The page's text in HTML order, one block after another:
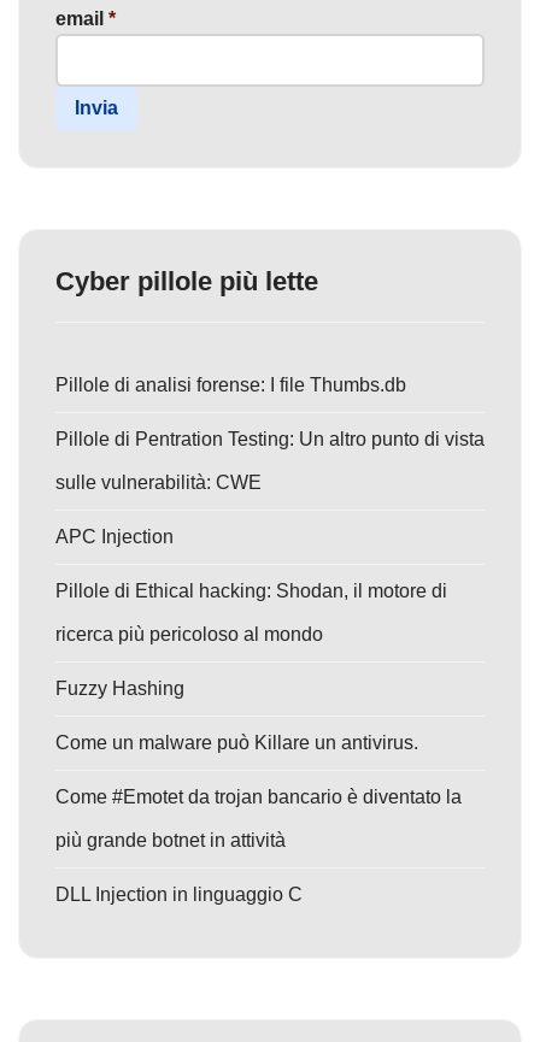
email *
Invia
Cyber pillole più lette
Pillole di analisi forense: I file Thumbs.db
Pillole di Pentration Testing: Un altro punto di vista
sulle vulnerabilità: CWE
APC Injection
Pillole di Ethical hacking: Shodan, il motore di
ricerca più pericoloso al mondo
Fuzzy Hashing
Come un malware può Killare un antivirus.
Come #Emotet da trojan bancario è diventato la
più grande botnet in attività
DLL Injection in linguaggio C